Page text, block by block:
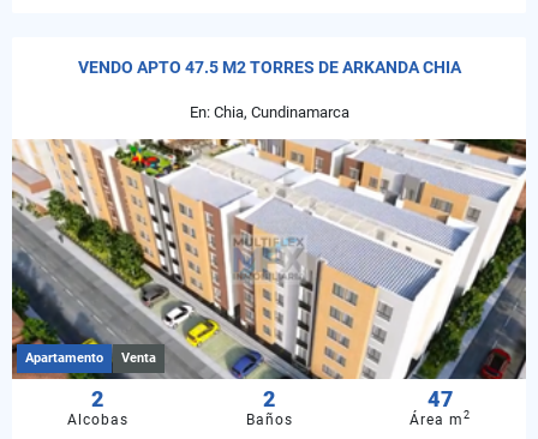
VENDO APTO 47.5 M2 TORRES DE ARKANDA CHIA
En: Chia, Cundinamarca
Apartamento Venta
2
Alcobas
2
Baños
47
Área m2